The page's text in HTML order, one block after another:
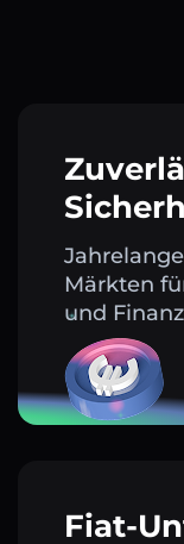
Märkten
und
Fiat-